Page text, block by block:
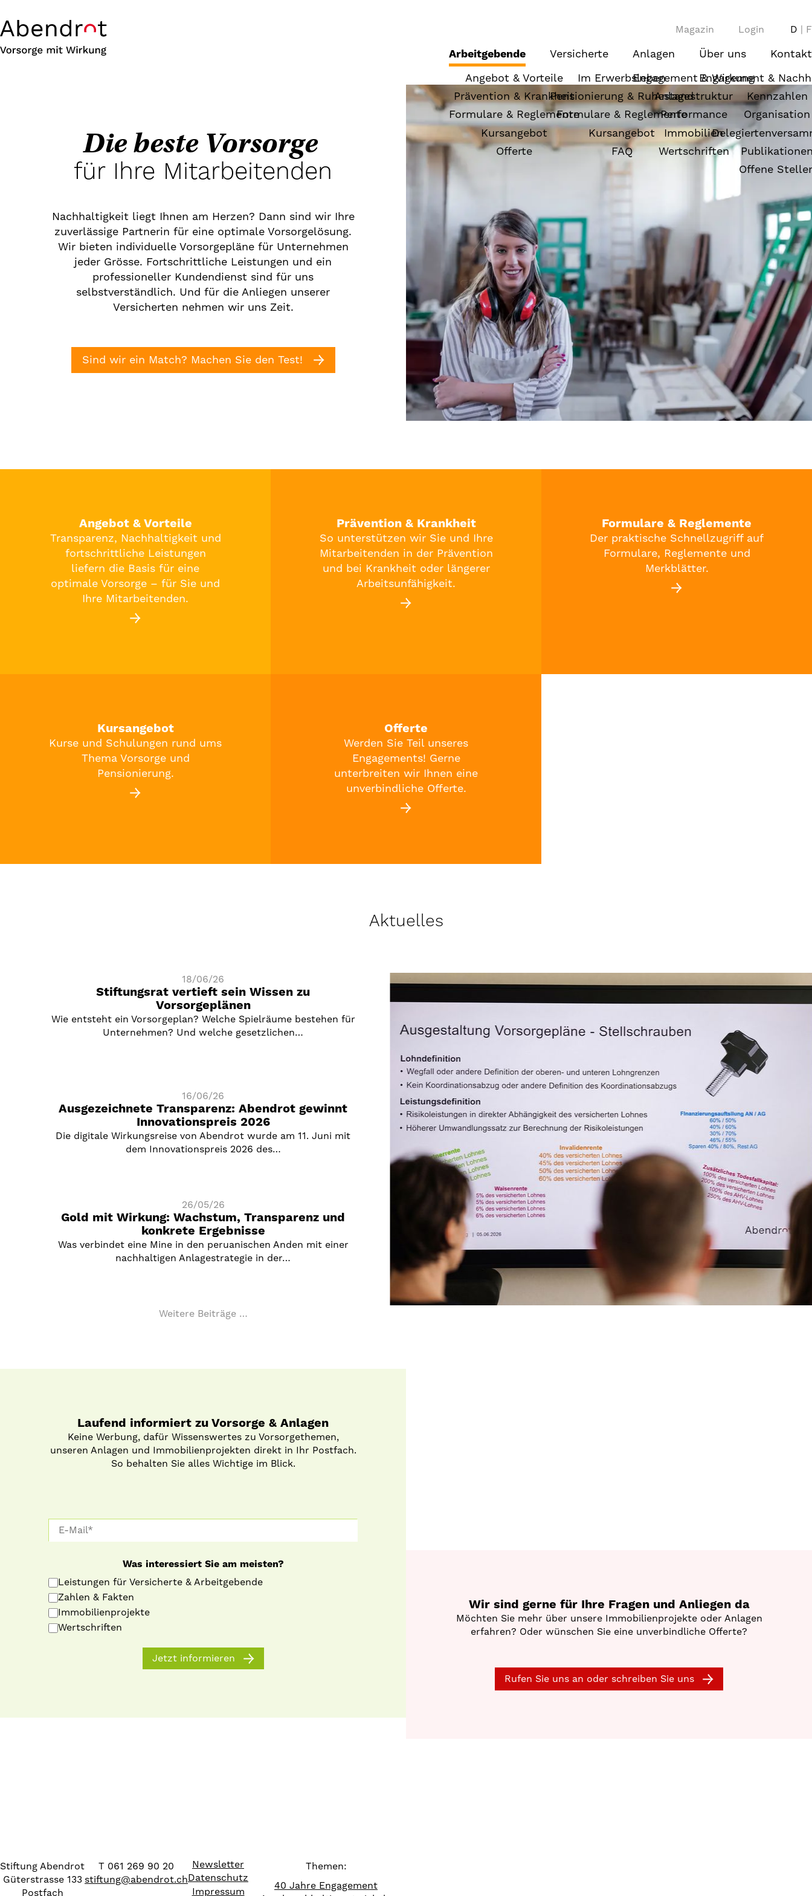
Magazin Login D F
Arbeitgebende
Angebot & Vorteile
Prävention & Krankheit
Formulare & Reglemente
Kursangebot
Offerte
Versicherte
Im Erwerbsleben
Pensionierung & Ruhestand
Formulare & Reglemente
Kursangebot
FAQ
Anlagen
Engagement & Wirkung
Anlagestruktur
Performance
Immobilien
Wertschriften
Über uns
Engagement &
Kennzahlen
Organisation
Offene
Kontakt
Die beste Vorsorge
für Ihre Mitarbeitenden
Nachhaltigkeit liegt Ihnen am Herzen? Dann sind wir Ihre
zuverlässige Partnerin für eine optimale Vorsorgelösung.
Wir bieten individuelle Vorsorgepläne für Unternehmen
jeder Grösse. Fortschrittliche Leistungen und ein
professioneller Kundendienst sind für uns
selbstverständlich. Und für die Anliegen unserer
Versicherten nehmen wir uns Zeit.
Sind wir ein Match? Machen Sie den Test!
Angebot & Vorteile
Transparenz, Nachhaltigkeit und
fortschrittliche Leistungen
liefern die Basis für eine
optimale Vorsorge – für Sie und
Ihre Mitarbeitenden.
Prävention & Krankheit
So unterstützen wir Sie und Ihre
Mitarbeitenden in der Prävention
und bei Krankheit oder längerer
Arbeitsunfähigkeit.
Formulare & Reglemente
Der praktische Schnellzugriff auf
Formulare, Reglemente und
Merkblätter.
Kursangebot
Kurse und Schulungen rund ums
Thema Vorsorge und
Pensionierung.
Offerte
Werden Sie Teil unseres
Engagements! Gerne
unterbreiten wir Ihnen eine
unverbindliche Offerte.
Aktuelles
18/06/26
Stiftungsrat vertieft sein Wissen zu
Vorsorgeplänen
Wie entsteht ein Vorsorgeplan? Welche Spielräume bestehen für
Unternehmen? Und welche gesetzlichen…
16/06/26
Ausgezeichnete Transparenz: Abendrot gewinnt
Innovationspreis 2026
Die digitale Wirkungsreise von Abendrot wurde am 11. Juni mit
dem Innovationspreis 2026 des…
26/05/26
Gold mit Wirkung: Wachstum, Transparenz und
konkrete Ergebnisse
Was verbindet eine Mine in den peruanischen Anden mit einer
nachhaltigen Anlagestrategie in der…
Weitere Beiträge …
Laufend informiert zu Vorsorge & Anlagen
Keine Werbung, dafür Wissenswertes zu Vorsorgethemen,
unseren Anlagen und Immobilienprojekten direkt in Ihr Postfach.
So behalten Sie alles Wichtige im Blick.
Was interessiert Sie am meisten?
Leistungen für Versicherte & Arbeitgebende
Zahlen & Fakten
Immobilienprojekte
Wertschriften
Jetzt informieren
Wir sind gerne für Ihre Fragen und Anliegen da
Möchten Sie mehr über unsere Immobilienprojekte oder Anlagen
erfahren? Oder wünschen Sie eine unverbindliche Offerte?
Rufen Sie uns an oder schreiben Sie uns
Stiftung Abendrot
Güterstrasse 133
Postfach
T 061 269 90 20
stiftung@abendrot.ch
Newsletter
Datenschutz
Impressum
Themen:
40 Jahre Engagement